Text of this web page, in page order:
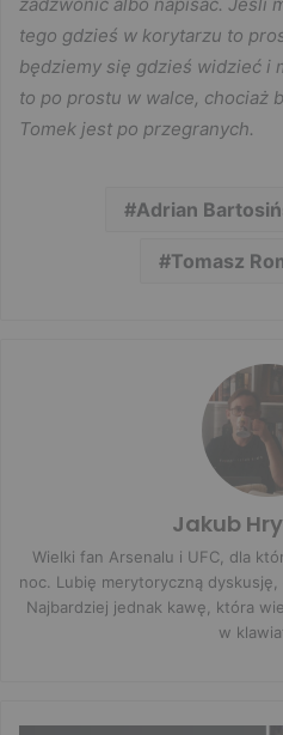
tego gdzieś w korytarzu to
będziemy się gdzieś widzieć i
to po prostu w walce, chociaż
Tomek jest po przegranych.
Adrian
Tomasz
Jakub
Wielki fan Arsenalu i UFC, dla
noc. Lubię merytoryczną
Najbardziej jednak kawę, która
w